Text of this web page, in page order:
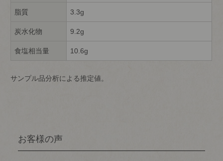
脂質 3.3g
炭水化物 9.2g
食塩相当量 10.6g
サンプル品分析による推定値。